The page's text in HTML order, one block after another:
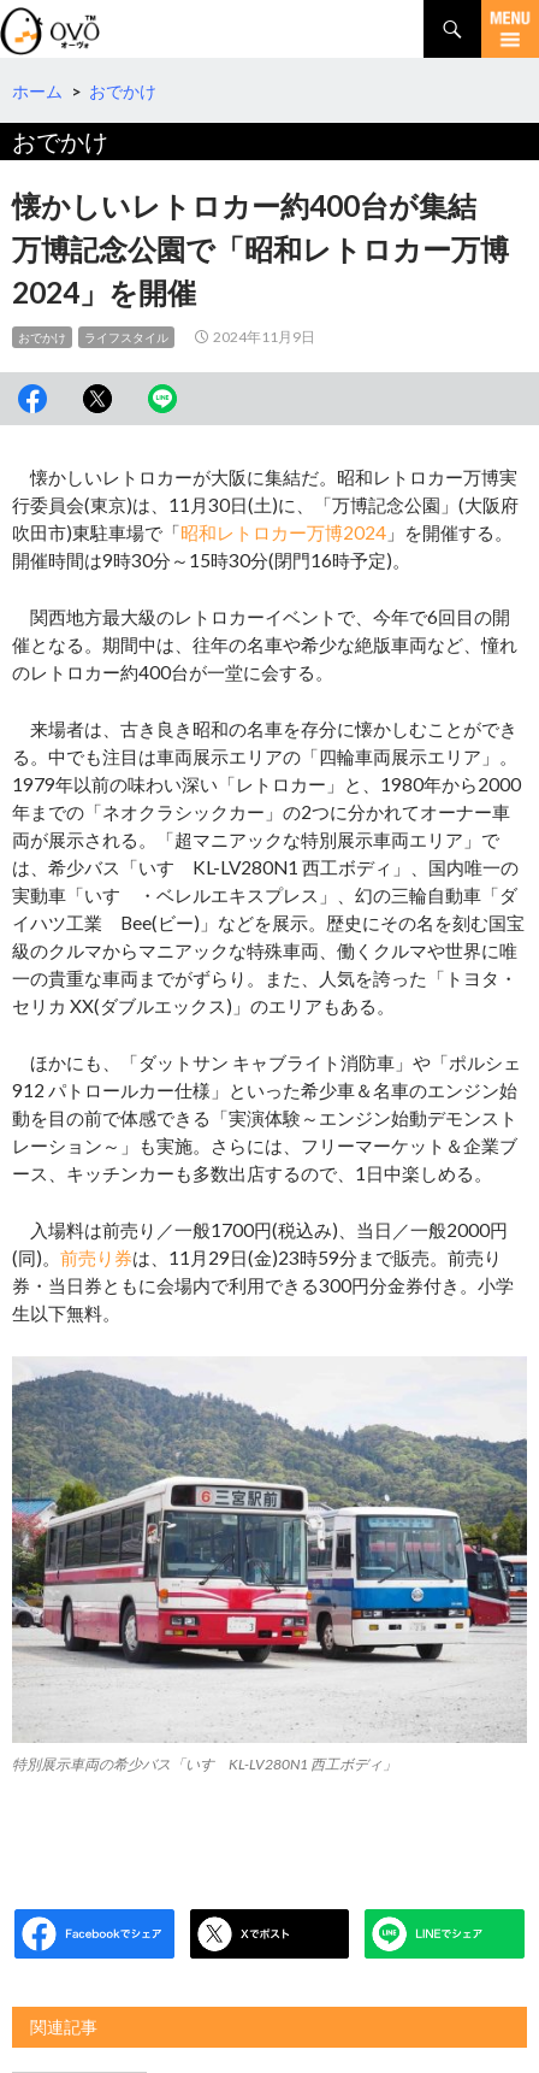
検
索
コ
テ
ツ
へ
ホーム > おでかけ
おでかけ
懐かしいレトロカー約400台が集結
万博記念公園で「昭和レトロカー万博
2024」を開催
おでかけ ライフスタイル 2024年11月9日
懐かしいレトロカーが大阪に集結だ。昭和レトロカー万博実
行委員会(東京)は、11月30日(土)に、「万博記念公園」(大阪府
吹田市)東駐車場で「昭和レトロカー万博2024 」を開催する。
開催時間は9時30分～15時30分(閉門16時予定)。
関西地方最大級のレトロカーイベントで、今年で6回目の開
催となる。期間中は、往年の名車や希少な絶版車両など、憧れ
のレトロカー約400台が一堂に会する。
来場者は、古き良き昭和の名車を存分に懐かしむことができ
る。中でも注目は車両展示エリアの「四輪車両展示エリア」。
1979年以前の味わい深い「レトロカー」と、1980年から2000
年までの「ネオクラシックカー」の2つに分かれてオーナー車
両が展示される。「超マニアックな特別展示車両エリア」で
は、希少バス「いすゞKL-LV280N1 西工ボディ」、国内唯一の
実動車「いすゞ・ベレルエキスプレス」、幻の三輪自動車「ダ
イハツ工業 Bee(ビー)」などを展示。歴史にその名を刻む国宝
級のクルマからマニアックな特殊車両、働くクルマや世界に唯
一の貴重な車両までがずらり。また、人気を誇った「トヨタ・
セリカ XX(ダブルエックス)」のエリアもある。
ほかにも、「ダットサン キャブライト消防車」や「ポルシェ
912 パトロールカー仕様」といった希少車＆名車のエンジン始
動を目の前で体感できる「実演体験～エンジン始動デモンスト
レーション～」も実施。さらには、フリーマーケット＆企業ブ
ース、キッチンカーも多数出店するので、1日中楽しめる。
入場料は前売り／一般1700円(税込み)、当日／一般2000円
(同)。 前売り券は、11月29日(金)23時59分まで販売。前売り
券・当日券ともに会場内で利用できる300円分金券付き。小学
生以下無料。
特別展示車両の希少バス「いすゞKL-LV280N1 西工ボディ」
関連記事